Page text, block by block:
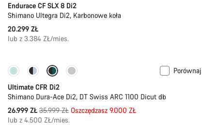
Endurace CF SLX 8 Di2
Shimano Ultegra Di2, Karbonowe koła
20.299 ZŁ
lub z 3.384 ZŁ/mies.
-25% Ostatnia szansa na zakup
Porównaj
Ultimate CFR Di2
Shimano Dura-Ace Di2, DT Swiss ARC 1100 Dicut db
26.999 ZŁ Oryginalna
cena
35.999 ZŁ Oszczędzasz 9.000 ZŁ
lub z 4.500 ZŁ/mies.